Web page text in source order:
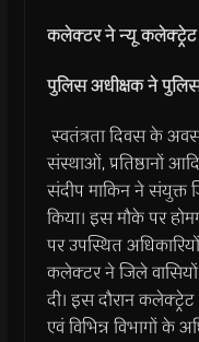
कलेक्टर ने न्यू कलेक्ट्रेट
पुलिस अधीक्षक ने
स्वतंत्रता दिवस के
संस्थाओं, प्रतिष्ठानों
संदीप माकिन ने संयुक्त
किया। इस मौके पर
पर उपस्थित अधिकारियों
कलेक्टर ने जिले
दी। इस दौरान
एवं विभिन्न विभागों के